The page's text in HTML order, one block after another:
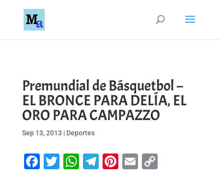
Premundial de Básquetbol –
EL BRONCE PARA DELÍA, EL
ORO PARA CAMPAZZO
Sep 13, 2013 | Deportes
Facebook
Twitter
WhatsApp
Telegram
Pinterest
EmailCopy